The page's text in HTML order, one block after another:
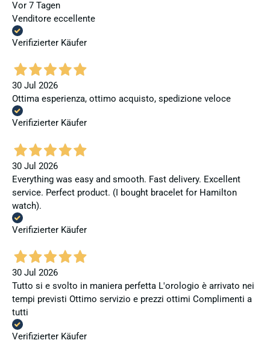
Vor 7 Tagen
Venditore eccellente
Verifizierter Käufer
30 Jul 2026
Ottima esperienza, ottimo acquisto, spedizione veloce
Verifizierter Käufer
30 Jul 2026
Everything was easy and smooth. Fast delivery. Excellent
service. Perfect product. (I bought bracelet for Hamilton
watch).
Verifizierter Käufer
30 Jul 2026
Tutto si e svolto in maniera perfetta L'orologio è arrivato nei
tempi previsti Ottimo servizio e prezzi ottimi Complimenti a
tutti
Verifizierter Käufer